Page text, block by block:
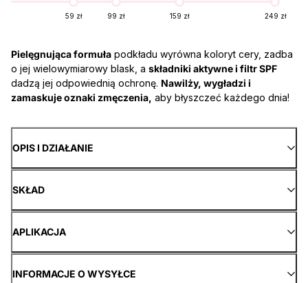
59 zł 99 zł 159 zł 249 zł
Pielęgnująca formuła podkładu wyrówna koloryt cery, zadba
o jej wielowymiarowy blask, a składniki aktywne i filtr SPF
dadzą jej odpowiednią ochronę. Nawilży, wygładzi i
zamaskuje oznaki zmęczenia, aby błyszczeć każdego dnia!
OPIS I DZIAŁANIE
SKŁAD
APLIKACJA
INFORMACJE O WYSYŁCE